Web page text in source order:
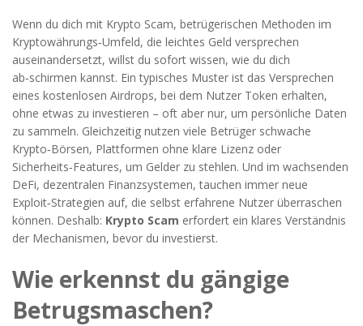
Wenn du dich mit Krypto Scam, betrügerischen Methoden im
Kryptowährungs‑Umfeld, die leichtes Geld versprechen
auseinandersetzt, willst du sofort wissen, wie du dich
ab‑schirmen kannst. Ein typisches Muster ist das Versprechen
eines kostenlosen Airdrops, bei dem Nutzer Token erhalten,
ohne etwas zu investieren – oft aber nur, um persönliche Daten
zu sammeln. Gleichzeitig nutzen viele Betrüger schwache
Krypto‑Börsen, Plattformen ohne klare Lizenz oder
Sicherheits‑Features, um Gelder zu stehlen. Und im wachsenden
DeFi, dezentralen Finanzsystemen, tauchen immer neue
Exploit‑Strategien auf, die selbst erfahrene Nutzer überraschen
können. Deshalb: Krypto Scam erfordert ein klares Verständnis
der Mechanismen, bevor du investierst.
Wie erkennst du gängige
Betrugsmaschen?